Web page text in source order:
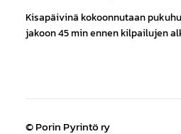
Kisapäivinä kokoonnutaan
jakoon 45 min ennen kilpailujen
©Porin Pyrintö ry